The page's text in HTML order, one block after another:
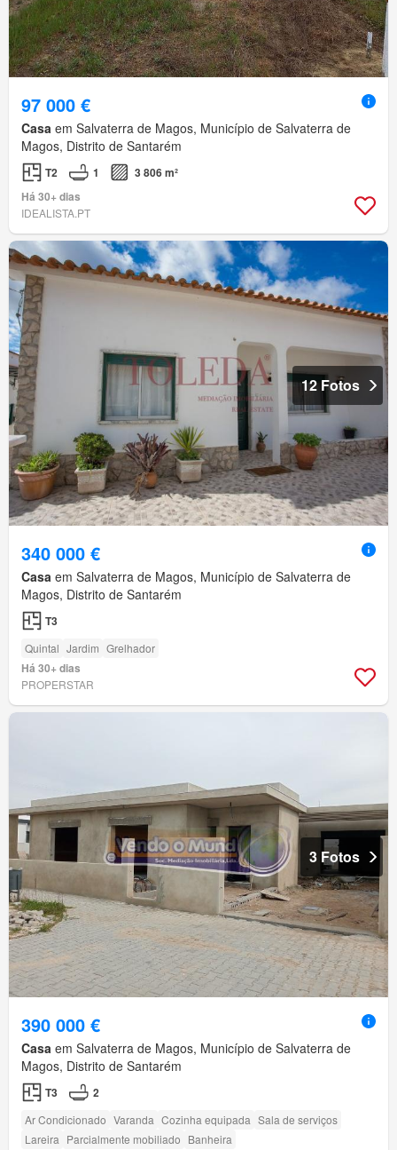
97 000 €
Casa em Salvaterra de Magos, Município de Salvaterra de
Magos, Distrito de Santarém
T2 1
3 806 m²
Há 30+ dias
IDEALISTA.PT
12 Fotos
340 000 €
Casa em Salvaterra de Magos, Município de Salvaterra de
Magos, Distrito de Santarém
T3
Quintal Jardim Grelhador
Há 30+ dias
PROPERSTAR
3 Fotos
390 000 €
Casa em Salvaterra de Magos, Município de Salvaterra de
Magos, Distrito de Santarém
T3 2
Ar Condicionado Varanda Cozinha equipada Sala de serviços
Lareira Parcialmente mobiliado Banheira